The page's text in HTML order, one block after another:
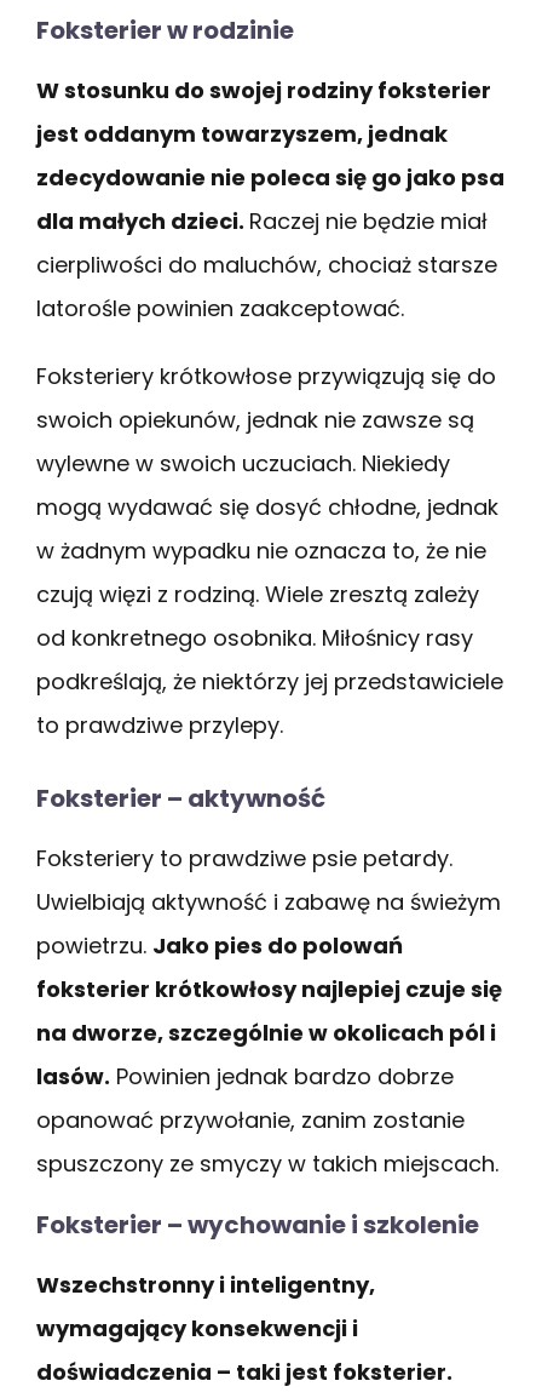
Foksterier w rodzinie
W stosunku do swojej rodziny foksterier
jest oddanym towarzyszem, jednak
zdecydowanie nie poleca się go jako psa
dla małych dzieci. Raczej nie będzie miał
cierpliwości do maluchów, chociaż starsze
latorośle powinien zaakceptować.
Foksteriery krótkowłose przywiązują się do
swoich opiekunów, jednak nie zawsze są
wylewne w swoich uczuciach. Niekiedy
mogą wydawać się dosyć chłodne, jednak
w żadnym wypadku nie oznacza to, że nie
czują więzi z rodziną. Wiele zresztą zależy
od konkretnego osobnika. Miłośnicy rasy
podkreślają, że niektórzy jej przedstawiciele
to prawdziwe przylepy.
Foksterier – aktywność
Foksteriery to prawdziwe psie petardy.
Uwielbiają aktywność i zabawę na świeżym
powietrzu. Jako pies do polowań
foksterier krótkowłosy najlepiej czuje się
na dworze, szczególnie w okolicach pól i
lasów. Powinien jednak bardzo dobrze
opanować przywołanie, zanim zostanie
spuszczony ze smyczy w takich miejscach.
Foksterier – wychowanie i szkolenie
Wszechstronny i inteligentny,
wymagający konsekwencji i
doświadczenia – taki jest foksterier.